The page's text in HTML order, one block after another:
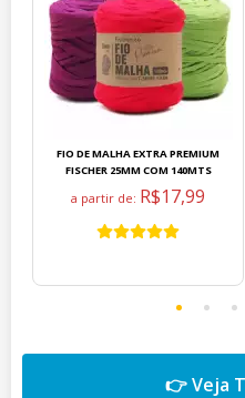
FIO DE MALHA EXTRA PREMIUM
FISCHER 25MM COM 140MTS
a partir de: R$17,99
👉 Veja